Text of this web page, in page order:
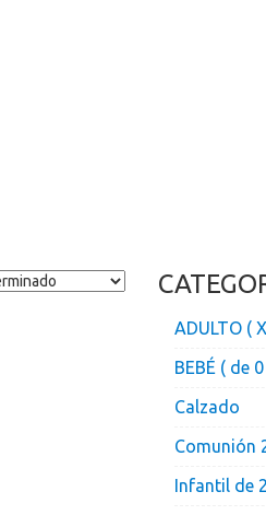
ADULTO (
BEBÉ ( de
Calzado
Comunión
Infantil de